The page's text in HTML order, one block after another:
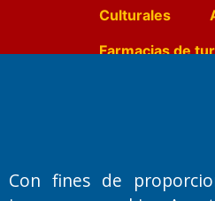
Culturales
Farmacias de
Con fines de